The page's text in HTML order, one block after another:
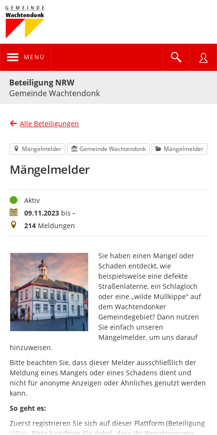
MENÜ
Beteiligung NRW
Gemeinde Wachtendonk
Alle Beteiligungen
Mängelmelder Gemeinde Wachtendonk Mängelmelder
Mängelmelder
StatusAktiv
Zeitraum09.11.2023 bis -
Meldungen
214 Meldungen
Sie haben einen Mangel oder
Schaden entdeckt, wie
beispielsweise eine defekte
Straßenlaterne, ein Schlagloch
oder eine „wilde Müllkippe“ auf
dem Wachtendonker
Gemeindegebiet? Dann nutzen
Sie einfach unseren
Mängelmelder, um uns darauf
hinzuweisen.
Bitte beachten Sie, dass dieser Melder ausschließlich der
Meldung eines Mangels oder eines Schadens dient und
nicht für anonyme Anzeigen oder Ähnliches genutzt werden
kann.
So geht es:
Zuerst registrieren Sie sich auf dieser Plattform (Beteiligung